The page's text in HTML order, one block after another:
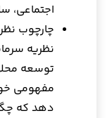
اجتماعی،
چارچوب
نظریه
توسعه
مفهومی
دهد که